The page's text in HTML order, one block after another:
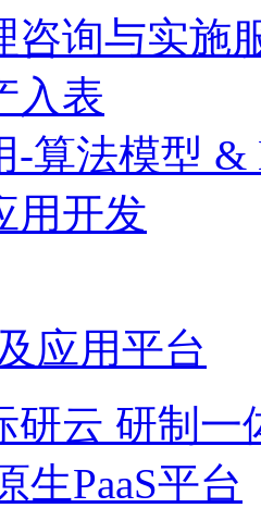
咨询与实施
入表
-算法模型 &
用开发
应用平台
研云 研制
生PaaS平台